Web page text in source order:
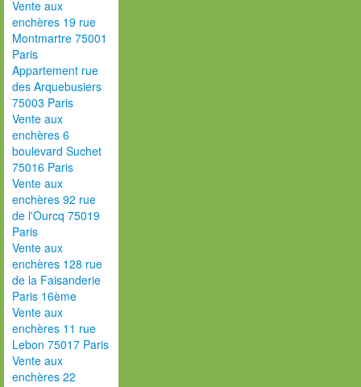
Vente aux
enchères 19 rue
Montmartre 75001
Paris
Appartement rue
des Arquebusiers
75003 Paris
Vente aux
enchères 6
boulevard Suchet
75016 Paris
Vente aux
enchères 92 rue
de l'Ourcq 75019
Paris
Vente aux
enchères 128 rue
de la Faisanderie
Paris 16ème
Vente aux
enchères 11 rue
Lebon 75017 Paris
Vente aux
enchères 22